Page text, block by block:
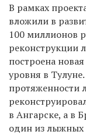
В рамках
вложили в
100 миллионов
реконструкции
построена
уровня в
протяженности
в Ангарске, а в
один из лыжных